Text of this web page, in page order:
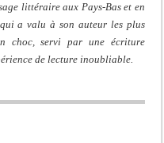
littéraire aux Pays-Bas et en
a valu à son auteur les plus
choc, servi par une écriture
de lecture inoubliable.